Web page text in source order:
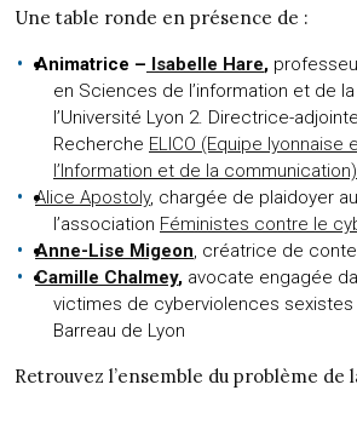
Une table ronde en présence de :
Animatrice – Isabelle Hare,
en Sciences de l’information et de
l’Université Lyon 2. Directrice-
Recherche ELICO (Equipe
l’Information et de la
Alice Apostoly, chargée de plaidoyer
l’association Féministes contre le
Anne-Lise Migeon, créatrice de
Camille Chalmey, avocate engagée
victimes de cyberviolences
Barreau de Lyon
Retrouvez l’ensemble du problème de